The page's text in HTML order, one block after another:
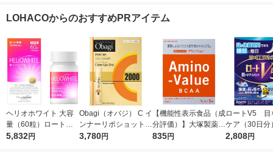
LOHACOからのおすすめPRアイテム
ヘリオホワイト 大容
量（60粒）ロート製
薬 サプリメント
5,832円
Obagi（オバジ） C イ
ンナーリポショット 7
0g×28本入 ロート製
3,780円
【機能性表示食品（成
分評価）】大塚製薬
アミノバリュー パウ
835円
ロートV5 目
ケア（30日
（30粒入）
2,808円